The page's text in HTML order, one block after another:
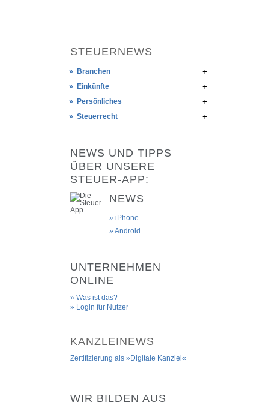
STEUERNEWS
Branchen
Einkünfte
Persönliches
Steuerrecht
NEWS UND TIPPS
ÜBER UNSERE
STEUER-APP:
NEWS
» iPhone
» Android
UNTERNEHMEN
ONLINE
Was ist das?
Login für Nutzer
KANZLEINEWS
Zertifizierung als »Digitale Kanzlei«
WIR BILDEN AUS